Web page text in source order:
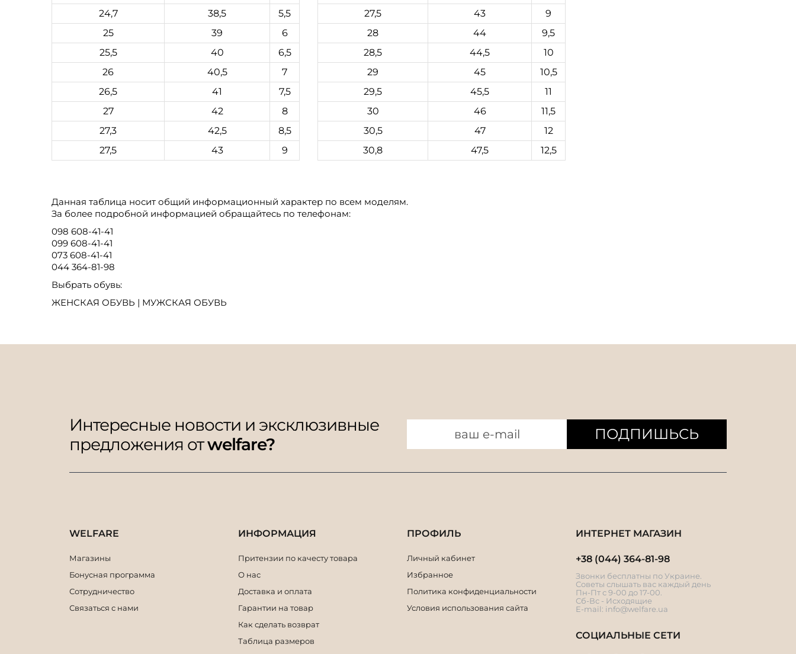
24,7
38,5
5,5
25
39
6
25,5
40
6,5
26
40,5
7
26,5
41
7,5
27
42
8
27,3
42,5
8,5
27,5
43 9
27,5
43
9
28
44
9,5
28,5
44,5
10
29
45
10,5
29,5
45,5
11
30
46
11,5
30,5
47
12
30,8
47,5 12,5
Данная таблица носит общий информационный характер по всем моделям.
За более подробной информацией обращайтесь по телефонам:
098 608-41-41
099 608-41-41
073 608-41-41
044 364-81-98
Выбрать обувь:
ЖЕНСКАЯ ОБУВЬ | МУЖСКАЯ ОБУВЬ
Интересные новости и эксклюзивные
предложения отwelfare?
ПОДПИШЬСЬ
WELFARE
Магазины
Бонусная программа
Сотрудничество
Связаться с нами
ИНФОРМАЦИЯ
Притензии по качесту товара
О нас
Доставка и оплата
Гарантии на товар
Как сделать возврат
Таблица размеров
ПРОФИЛЬ
Личный кабинет
Избранное
Политика конфиденциальности
Условия использования сайта
ИНТЕРНЕТ МАГАЗИН
+38 (044) 364-81-98
Звонки бесплатны по Украине.
Советы слышать вас каждый день
Пн-Пт с 9-00 до 17-00.
Сб-Вс - Исходящие
E-mail: info@welfare.ua
СОЦИАЛЬНЫЕ СЕТИ